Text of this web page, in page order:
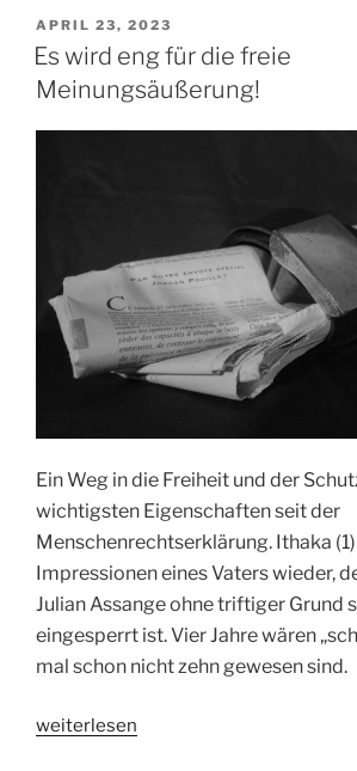
2023
oder
die
Impressionen
über
VERÖFFENTLICHT
AM
APRIL 23, 2023
Es wird eng für die freie
Meinungsäußerung!
Ein Weg in die Freiheit und der
wichtigsten Eigenschaften seit der
Menschenrechtserklärung. Ithaka
Impressionen eines Vaters wieder,
Julian Assange ohne triftiger Grund
eingesperrt ist. Vier Jahre wären
mal schon nicht zehn gewesen sind.
„Es
weiterlesen